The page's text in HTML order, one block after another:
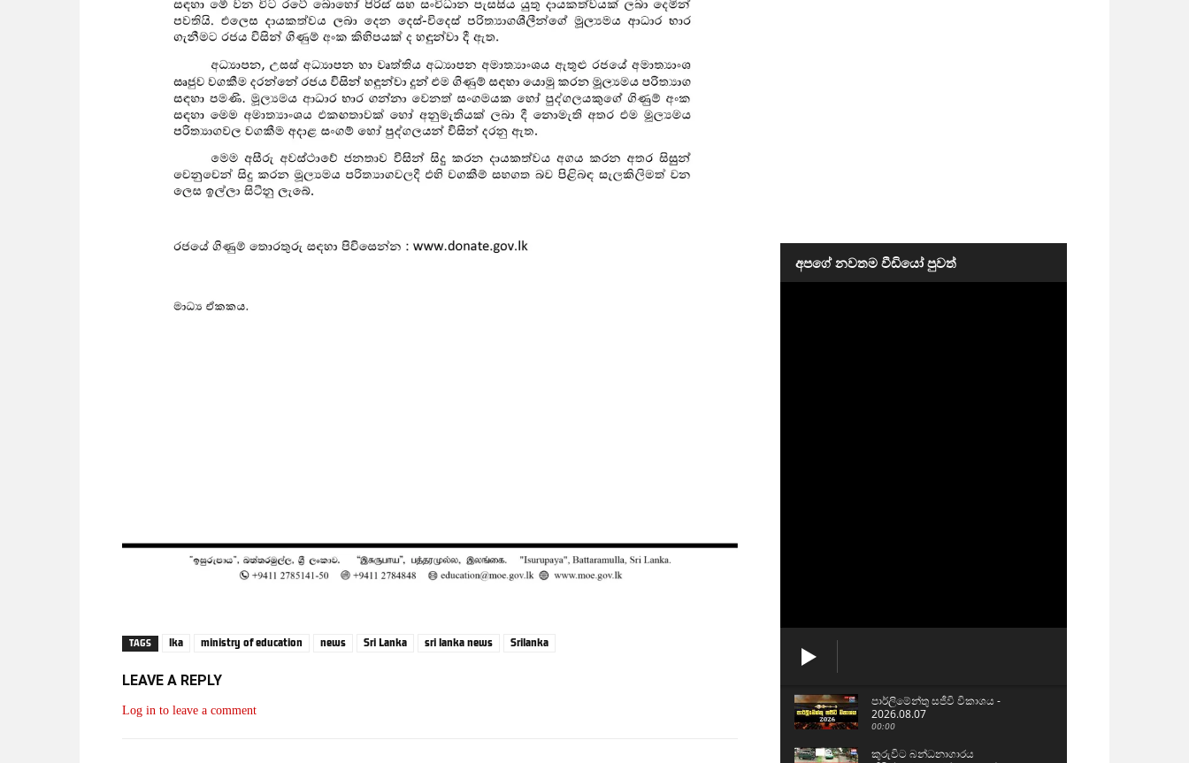
TAGS lka ministry of education news Sri Lanka sri lanka news Srilanka
LEAVE A REPLY
Log in to leave a comment
අපගේ නවතම වීඩියෝ පුවත්
පාර්ලිමේන්තු සජීවි විකාශය -
2026.08.07
00:00
කුරුවිට බන්ධනාගාරය